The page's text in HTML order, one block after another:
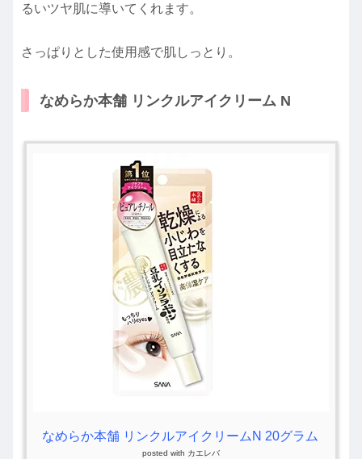
るいツヤ肌に導いてくれます。
さっぱりとした使用感で肌しっとり。
なめらか本舗 リンクルアイクリーム N
なめらか本舗 リンクルアイクリームN 20グラム
posted with カエレバ